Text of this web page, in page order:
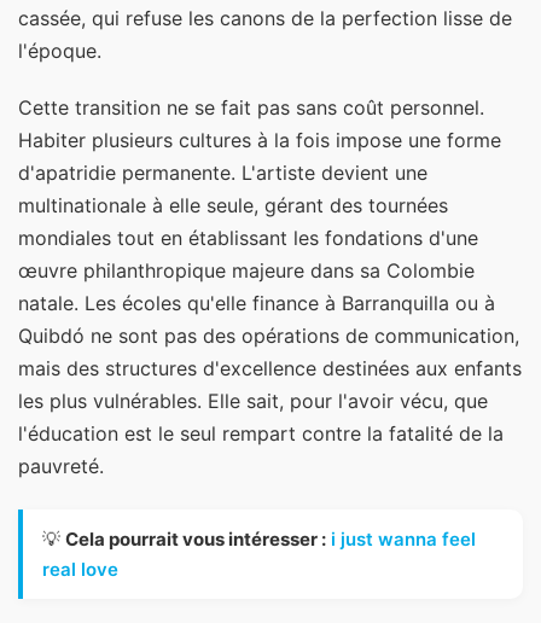
cassée, qui refuse les canons de la perfection lisse de
l'époque.
Cette transition ne se fait pas sans coût personnel.
Habiter plusieurs cultures à la fois impose une forme
d'apatridie permanente. L'artiste devient une
multinationale à elle seule, gérant des tournées
mondiales tout en établissant les fondations d'une
œuvre philanthropique majeure dans sa Colombie
natale. Les écoles qu'elle finance à Barranquilla ou à
Quibdó ne sont pas des opérations de communication,
mais des structures d'excellence destinées aux enfants
les plus vulnérables. Elle sait, pour l'avoir vécu, que
l'éducation est le seul rempart contre la fatalité de la
pauvreté.
💡 Cela pourrait vous intéresser : i just wanna feel
real love